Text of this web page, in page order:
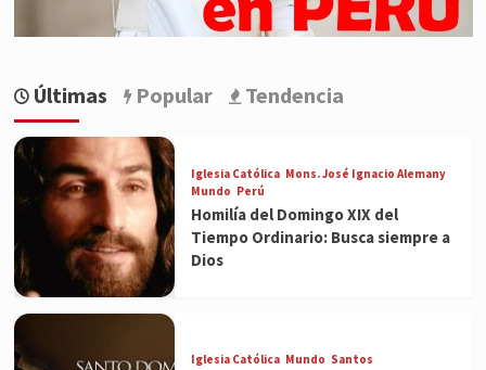
Últimas Popular Tendencia
Iglesia Católica Mons. José Ignacio Alemany
Mundo Perú
Homilía del Domingo XIX del
Tiempo Ordinario: Busca siempre a
Dios
Iglesia Católica Mundo Santos